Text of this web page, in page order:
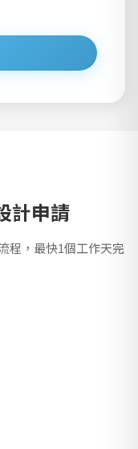
計申請
程，最快1個工作天完